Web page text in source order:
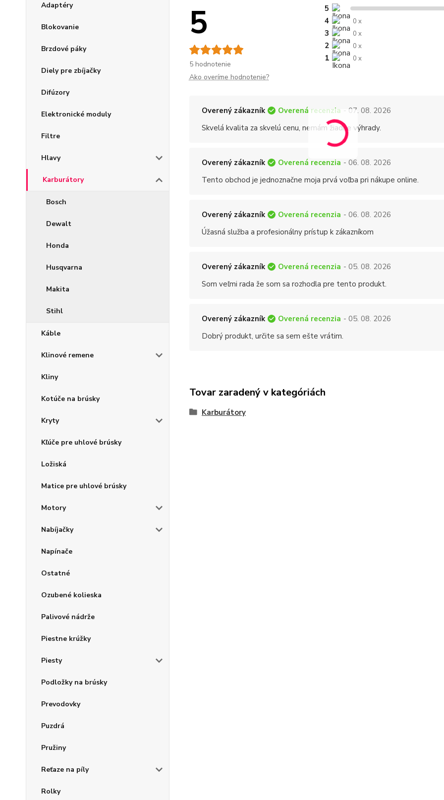
Adaptéry
Blokovanie
Brzdové páky
Diely pre zbíjačky
Difúzory
Elektronické moduly
Filtre
Hlavy
Karburátory
Bosch
Dewalt
Honda
Husqvarna
Makita
Stihl
Káble
Klinové remene
Kliny
Kotúče na brúsky
Kryty
Kľúče pre uhlové brúsky
Ložiská
Matice pre uhlové brúsky
Motory
Nabíjačky
Napínače
Ostatné
Ozubené kolieska
Palivové nádrže
Piestne krúžky
Piesty
Podložky na brúsky
Prevodovky
Puzdrá
Pružiny
Reťaze na píly
Rolky
5
5 hodnotenie
5
4
0 x
3 0 x
2 0 x
1 0 x
Ako overíme hodnotenie?
Overený zákazník Overená recenzia - 07. 08. 2026
Skvelá kvalita za skvelú cenu, nemám žiadne výhrady.
Overený zákazník Overená recenzia - 06. 08. 2026
Tento obchod je jednoznačne moja prvá voľba pri nákupe online.
Overený zákazník Overená recenzia - 06. 08. 2026
Úžasná služba a profesionálny prístup k zákazníkom
Overený zákazník Overená recenzia - 05. 08. 2026
Som veľmi rada že som sa rozhodla pre tento produkt.
Overený zákazník Overená recenzia - 05. 08. 2026
Dobrý produkt, určite sa sem ešte vrátim.
Tovar zaradený v kategóriách
Karburátory